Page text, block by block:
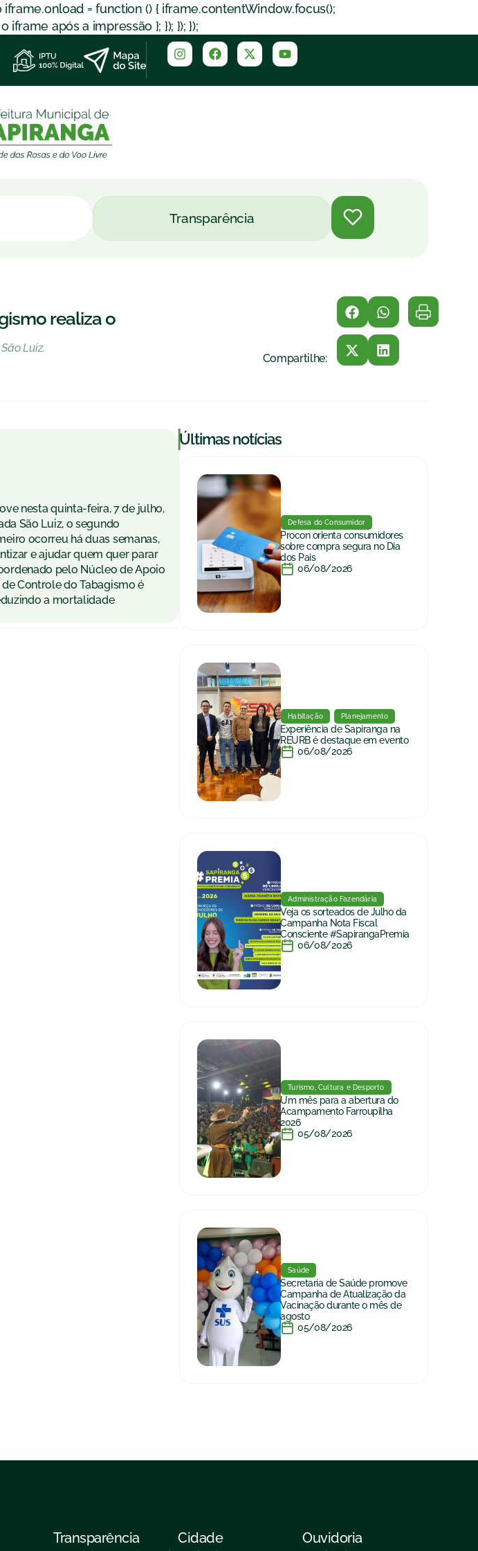
= function () { iframe.contentWindow.focus();
após a impressão }; }); }); });
Transparência
realiza o
Luiz.
Compartilhe:
nesta quinta-feira, 7 de julho,
São Luiz, o segundo
ocorreu há duas semanas,
e ajudar quem quer parar
pelo Núcleo de Apoio
Controle do Tabagismo é
a mortalidade
|Últimas notícias
Defesa do Consumidor
Procon orienta consumidores
sobre compra segura no Dia
dos Pais
06/08/2026
Habitação Planejamento
Experiência de Sapiranga na
REURB é destaque em evento
06/08/2026
Administração Fazendária
Veja os sorteados de Julho da
Campanha Nota Fiscal
Consciente #SapirangaPremia
06/08/2026
Turismo, Cultura e Desporto
Um mês para a abertura do
Acampamento Farroupilha
2026
05/08/2026
Saúde
Secretaria de Saúde promove
Campanha de Atualização da
Vacinação durante o mês de
agosto
05/08/2026
Transparência Cidade Ouvidoria